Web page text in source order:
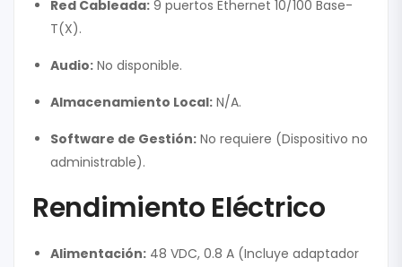
Red Cableada: 9 puertos Ethernet 10/100 Base-
T(X).
Audio: No disponible.
Almacenamiento Local: N/A.
Software de Gestión: No requiere (Dispositivo no
administrable).
Rendimiento Eléctrico
Alimentación: 48 VDC, 0.8 A (Incluye adaptador